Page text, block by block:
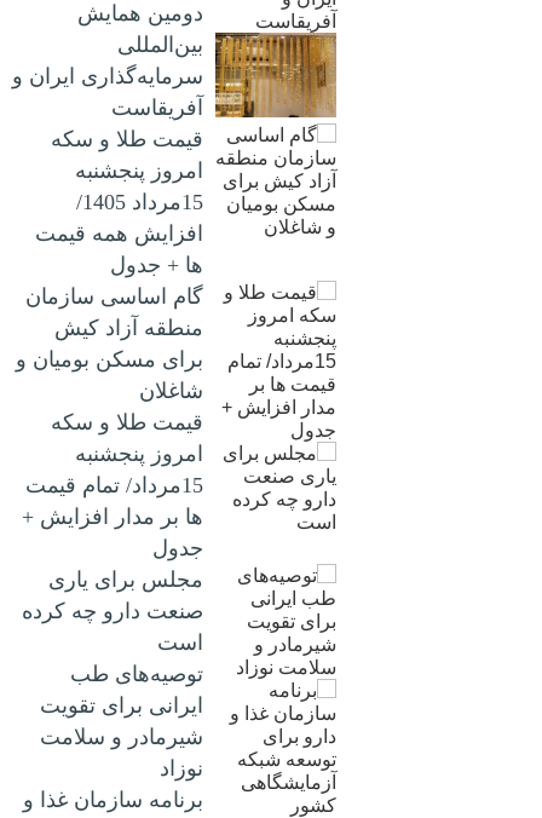
دومین همایش
بین‌المللی
سرمایه‌گذاری ایران و
آفریقاست
قیمت طلا و سکه
امروز پنجشنبه
15مرداد 1405/
افزایش همه قیمت
ها + جدول
گام اساسی سازمان
منطقه آزاد کیش
برای مسکن بومیان و
شاغلان
قیمت طلا و سکه
امروز پنجشنبه
15مرداد/ تمام قیمت
ها بر مدار افزایش +
جدول
مجلس برای یاری
صنعت دارو چه کرده
است
توصیه‌های طب
ایرانی برای تقویت
شیرمادر و سلامت
نوزاد
برنامه سازمان غذا و